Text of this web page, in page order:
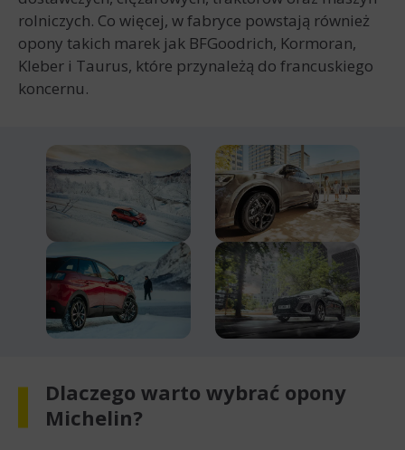
rolniczych. Co więcej, w fabryce powstają również
opony takich marek jak BFGoodrich, Kormoran,
Kleber i Taurus, które przynależą do francuskiego
koncernu.
Dlaczego warto wybrać opony
Michelin?